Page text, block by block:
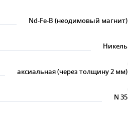
Nd-Fe-B (неодимовый магнит)
Никель
аксиальная (через толщину 2 мм)
N 35